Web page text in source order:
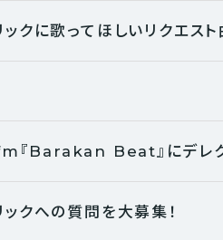
に歌ってほしいリクエスト
Beat』にデレク・
クへの質問を大募集！